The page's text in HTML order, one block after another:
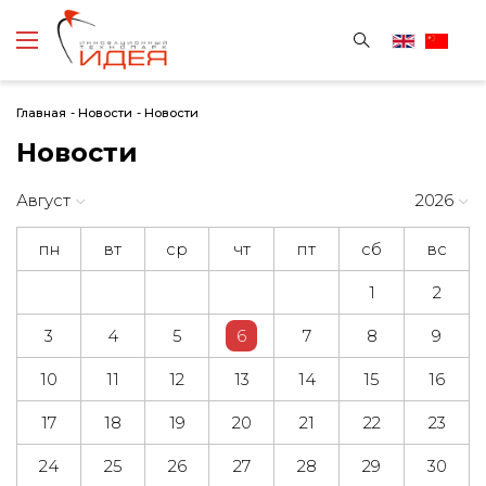
Главная - Новости - Новости
Новости
Август 2026
пн вт ср чт пт сб вс
1 2
3 4 5 6 7 8 9
10 11 12 13 14 15 16
17 18 19 20 21 22 23
24 25 26 27 28 29 30